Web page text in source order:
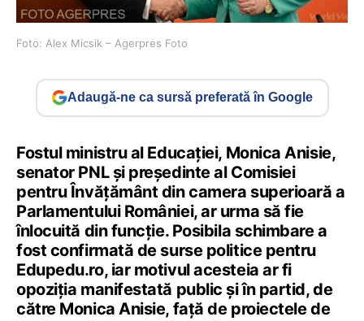
Foto: Alex Micsik – Agerpres Foto
Adaugă-ne ca sursă preferată în Google
Fostul ministru al Educației, Monica Anisie,
senator PNL și președinte al Comisiei
pentru Învățământ din camera superioară a
Parlamentului României, ar urma să fie
înlocuită din funcție. Posibila schimbare a
fost confirmată de surse politice pentru
Edupedu.ro, iar motivul acesteia ar fi
opoziția manifestată public și în partid, de
către Monica Anisie, față de proiectele de